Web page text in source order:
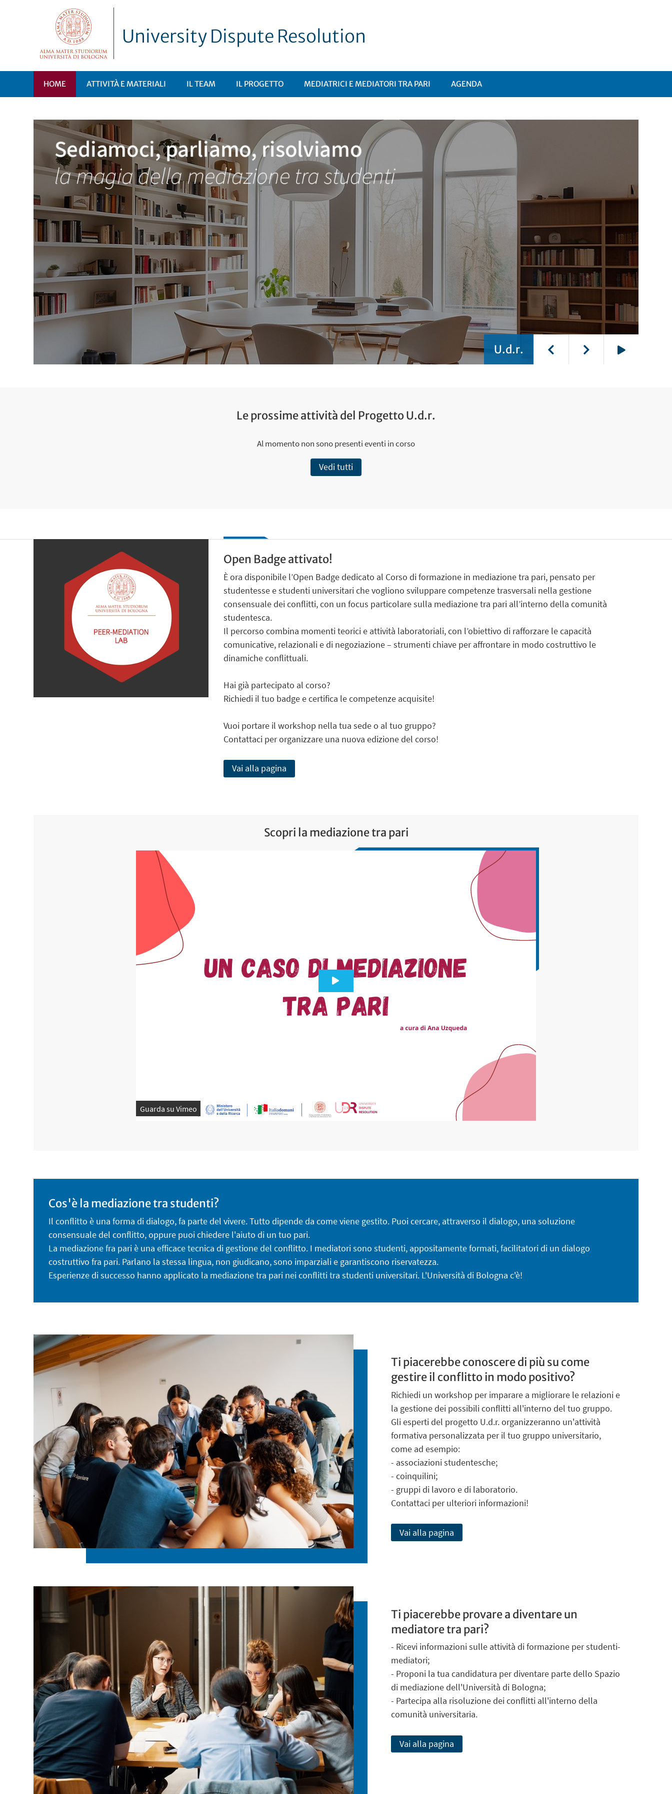
University Dispute Resolution
HOME ATTIVITÀ E MATERIALI IL TEAM IL PROGETTO MEDIATRICI E MEDIATORI TRA PARI AGENDA
U.d.r.
Le prossime attività del Progetto U.d.r.
Al momento non sono presenti eventi in corso
Vedi tutti
Open Badge attivato!
È ora disponibile l’Open Badge dedicato al Corso di formazione in mediazione tra pari, pensato per
studentesse e studenti universitari che vogliono sviluppare competenze trasversali nella gestione
consensuale dei conflitti, con un focus particolare sulla mediazione tra pari all’interno della comunità
studentesca.
Il percorso combina momenti teorici e attività laboratoriali, con l’obiettivo di rafforzare le capacità
comunicative, relazionali e di negoziazione – strumenti chiave per affrontare in modo costruttivo le
dinamiche conflittuali.
Hai già partecipato al corso?
Richiedi il tuo badge e certifica le competenze acquisite!
Vuoi portare il workshop nella tua sede o al tuo gruppo?
Contattaci per organizzare una nuova edizione del corso!
Vai alla pagina
Scopri la mediazione tra pari
Guarda su Vimeo
Cos'è la mediazione tra studenti?
Il conflitto è una forma di dialogo, fa parte del vivere. Tutto dipende da come viene gestito. Puoi cercare, attraverso il dialogo, una soluzione
consensuale del conflitto, oppure puoi chiedere l'aiuto di un tuo pari.
La mediazione fra pari è una efficace tecnica di gestione del conflitto. I mediatori sono studenti, appositamente formati, facilitatori di un dialogo
costruttivo fra pari. Parlano la stessa lingua, non giudicano, sono imparziali e garantiscono riservatezza.
Esperienze di successo hanno applicato la mediazione tra pari nei conflitti tra studenti universitari. L'Università di Bologna c'è!
Ti piacerebbe conoscere di più su come
gestire il conflitto in modo positivo?
Richiedi un workshop per imparare a migliorare le relazioni e
la gestione dei possibili conflitti all'interno del tuo gruppo.
Gli esperti del progetto U.d.r. organizzeranno un'attività
formativa personalizzata per il tuo gruppo universitario,
come ad esempio:
- associazioni studentesche;
- coinquilini;
- gruppi di lavoro e di laboratorio.
Contattaci per ulteriori informazioni!
Vai alla pagina
Ti piacerebbe provare a diventare un
mediatore tra pari?
- Ricevi informazioni sulle attività di formazione per studenti-
mediatori;
- Proponi la tua candidatura per diventare parte dello Spazio
di mediazione dell'Università di Bologna;
- Partecipa alla risoluzione dei conflitti all'interno della
comunità universitaria.
Vai alla pagina